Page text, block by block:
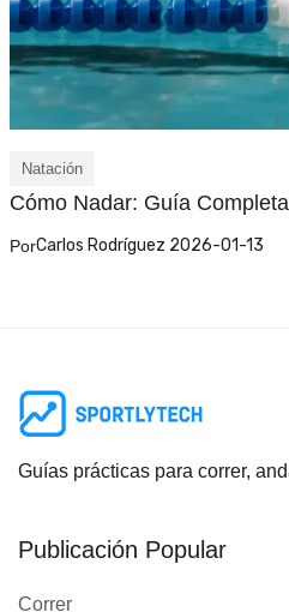
Natación
Cómo Nadar: Guía
PorCarlos Rodríguez 2026-01-13
Guías prácticas para correr,
Publicación Popular
Correr